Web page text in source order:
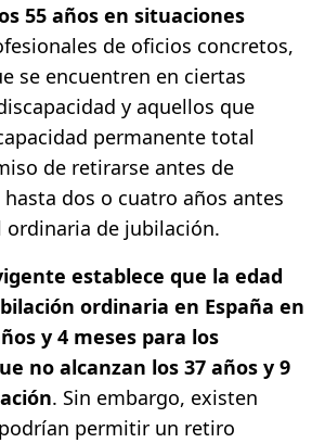
55 años en situaciones
de oficios concretos,
se encuentren en ciertas
y aquellos que
permanente total
de retirarse antes de
dos o cuatro años antes
ordinaria de jubilación.
establece que la edad
ordinaria en España en
y 4 meses para los
no alcanzan los 37 años y 9
. Sin embargo, existen
permitir un retiro